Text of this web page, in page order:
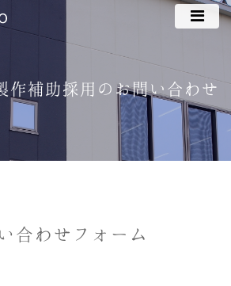
作補助採用のお問い合わせ
合わせフォーム